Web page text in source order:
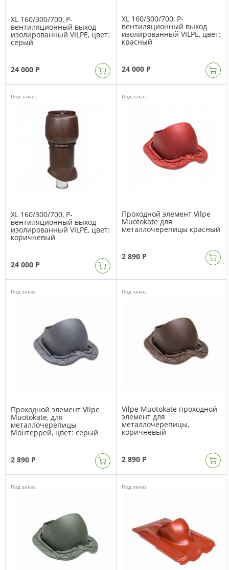
XL 160/300/700, Р-
вентиляционный выход
изолированный VILPE, цвет:
серый
24 000 Р
XL 160/300/700, Р-
вентиляционный выход
изолированный VILPE, цвет:
красный
24 000 Р
Под заказ
XL 160/300/700, Р-
вентиляционный выход
изолированный VILPE, цвет:
коричневый
24 000 Р
Под заказ
Проходной элемент Vilpe
Muotokate для
металлочерепицы красный
2 890 Р
Под заказ
Проходной элемент Vilpe
Muotokate, для
металлочерепицы
Монтеррей, цвет: серый
2 890 Р
Под заказ
Vilpe Muotokate проходной
элемент для
металлочерепицы,
коричневый
2 890 Р
Под заказ Под заказ